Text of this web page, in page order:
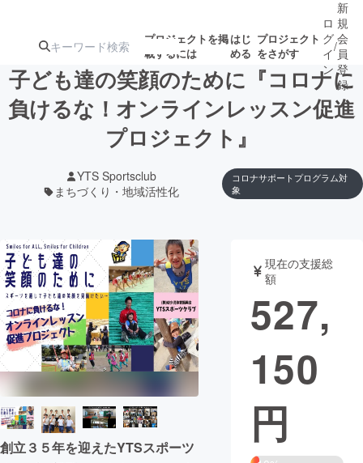
プロジェクトを掲
載するには
はじ
める
プロジェクト
をさがす
注目のリ 注目の新着プロ募集終了が近いプ
テクノロジー・ガジェット ゲーム・サ
映像・映画 書籍・雑誌
ビジネス・起業
まちづくり・地域活性化
CAMPFIRE for Social Good
CAMPFIRE Creation
ロ
グ
イ
ン
/
新
規
会
員
登
録
子ども達の笑顔のために『コロナに
負けるな！オンラインレッスン促進
プロジェクト』
YTS Sportsclub
まちづくり・地域活性化
コロナサポートプログラム対
象
創立３５年を迎えたYTSスポーツ
現在の支援総
額
527,
150
円